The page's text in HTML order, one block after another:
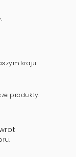
kraju.
produkty.